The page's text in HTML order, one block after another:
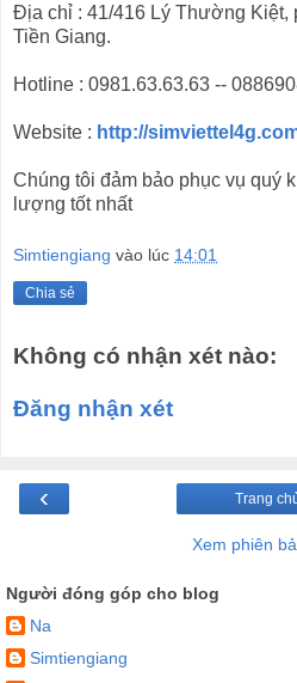
Địa chỉ : 41/416 Lý Thường Kiệt,
Tiền Giang.
Hotline : 0981.63.63.63 --
Website : http://
Chúng tôi đảm bảo phục vụ quý
lượng tốt nhất
Simtiengiang vào lúc 14:01
Chia sẻ
Không có nhận xét nào:
Đăng nhận xét
‹ Trang
Xem phiên
Người đóng góp cho blog
Na
Simtiengiang